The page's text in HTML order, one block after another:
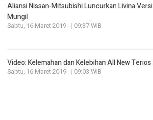
Aliansi Nissan-Mitsubishi Luncurkan Livina Versi
Mungil
Sabtu, 16 Maret 2019 - | 09:37 WIB
Video: Kelemahan dan Kelebihan All New Terios
Sabtu, 16 Maret 2019 - | 09:03 WIB